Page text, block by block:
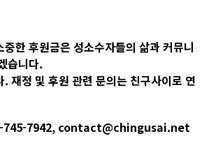
한 후원금은 성소수자들의 삶과 커뮤니
습니다.
재정 및 후원 관련 문의는 친구사이로 연
745-7942, contact@chingusai.net